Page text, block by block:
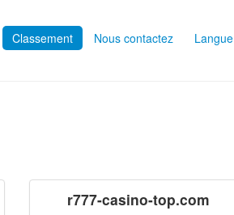
Classement Nous contactez Langue
r777-casino-top.com